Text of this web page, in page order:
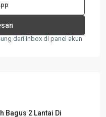
dari Inbox di panel akun
Bagus 2 Lantai Di